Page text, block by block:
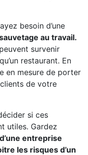
besoin d’une
au travail.
survenir
restaurant. En
en mesure de porter
de votre
si ces
utiles. Gardez
entreprise
les risques d’un